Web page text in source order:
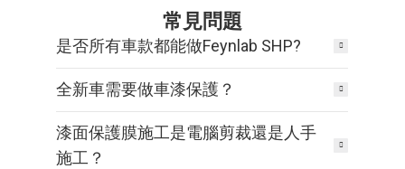
常見問題
是否所有車款都能做Feynlab SHP?
全新車需要做車漆保護？
漆面保護膜施工是電腦剪裁還是人手
施工？